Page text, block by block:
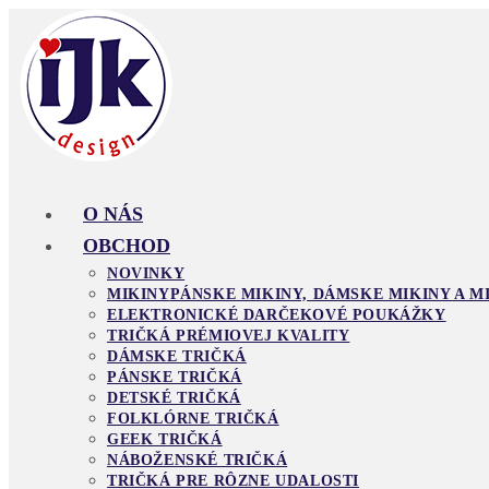
content
O NÁS
OBCHOD
NOVINKY
MIKINYPÁNSKE MIKINY, DÁMSKE MIKINY A
ELEKTRONICKÉ DARČEKOVÉ POUKÁŽKY
TRIČKÁ PRÉMIOVEJ KVALITY
DÁMSKE TRIČKÁ
PÁNSKE TRIČKÁ
DETSKÉ TRIČKÁ
FOLKLÓRNE TRIČKÁ
GEEK TRIČKÁ
NÁBOŽENSKÉ TRIČKÁ
TRIČKÁ PRE RÔZNE UDALOSTI